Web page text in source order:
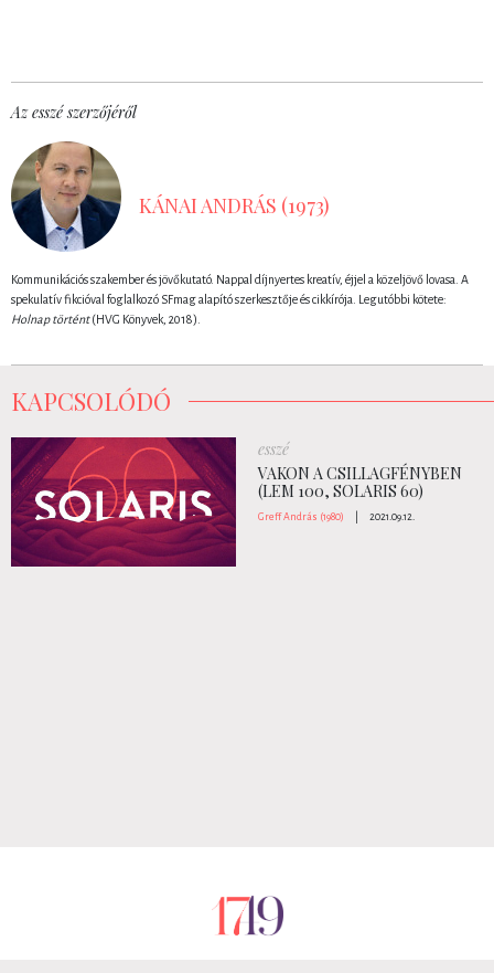
Az esszé szerzőjéről
KÁNAI ANDRÁS (1973)
Kommunikációs szakember és jövőkutató. Nappal díjnyertes kreatív, éjjel a közeljövő lovasa. A
spekulatív fikcióval foglalkozó SFmag alapító szerkesztője és cikkírója. Legutóbbi kötete:
Holnap történt(HVG Könyvek, 2018).
KAPCSOLÓDÓ
esszé
VAKON A CSILLAGFÉNYBEN
(LEM 100, SOLARIS 60)
Greff András (1980) 2021.09.12.